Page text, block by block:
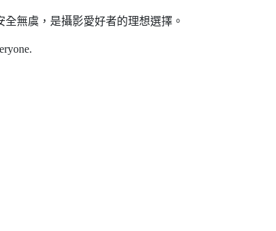
無虞，是攝影愛好者的理想選擇。